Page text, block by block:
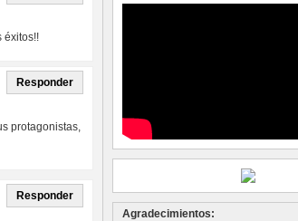
éxitos!!
Responder
protagonistas,
Responder
Agradecimientos: